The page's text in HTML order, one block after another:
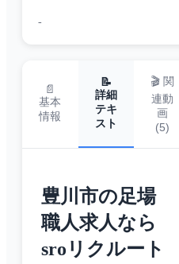
-
📄
基本
情報
📝
詳細
テキ
スト
🎬 関
連動
画
(5)
豊川市の足場
職人求人なら
sroリクルート